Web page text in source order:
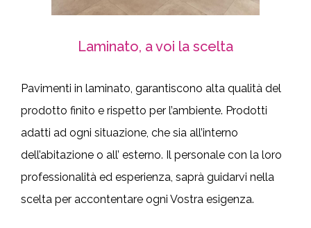
Laminato, a voi la scelta
Pavimenti in laminato, garantiscono alta qualità del
prodotto finito e rispetto per l’ambiente. Prodotti
adatti ad ogni situazione, che sia all’interno
dell’abitazione o all’ esterno. Il personale con la loro
professionalità ed esperienza, saprà guidarvi nella
scelta per accontentare ogni Vostra esigenza.